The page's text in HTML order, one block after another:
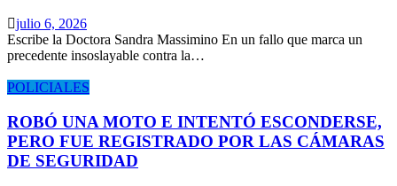
julio 6, 2026
Escribe la Doctora Sandra Massimino En un fallo que marca un
precedente insoslayable contra la…
POLICIALES
ROBÓ UNA MOTO E INTENTÓ ESCONDERSE,
PERO FUE REGISTRADO POR LAS CÁMARAS
DE SEGURIDAD